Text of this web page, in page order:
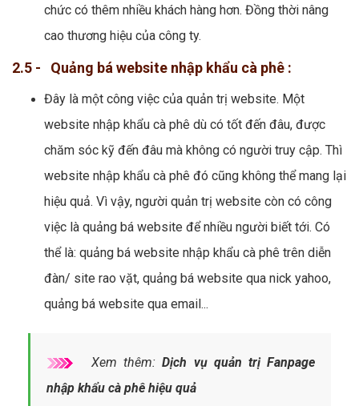
chức có thêm nhiều khách hàng hơn. Đồng thời nâng
cao thương hiệu của công ty.
2.5 - Quảng bá website nhập khẩu cà phê :
Đây là một công việc của quản trị website. Một
website nhập khẩu cà phê dù có tốt đến đâu, được
chăm sóc kỹ đến đâu mà không có người truy cập. Thì
website nhập khẩu cà phê đó cũng không thể mang lại
hiệu quả. Vì vậy, người quản trị website còn có công
việc là quảng bá website để nhiều người biết tới. Có
thể là: quảng bá website nhập khẩu cà phê trên diễn
đàn/ site rao vặt, quảng bá website qua nick yahoo,
quảng bá website qua email...
Xem thêm:Dịch vụ quản trị Fanpage
nhập khẩu cà phê hiệu quả